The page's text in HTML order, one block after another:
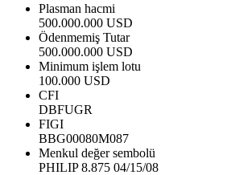
Plasman hacmi
500.000.000 USD
Ödenmemiş Tutar
500.000.000 USD
Minimum işlem lotu
100.000 USD
CFI
DBFUGR
FIGI
BBG00080M087
Menkul değer sembolü
PHILIP 8.875 04/15/08